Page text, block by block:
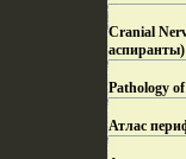
Cranial
Pathology
Атлас